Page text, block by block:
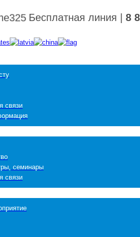
Бесплатная линия 8
связи
семинары
связи